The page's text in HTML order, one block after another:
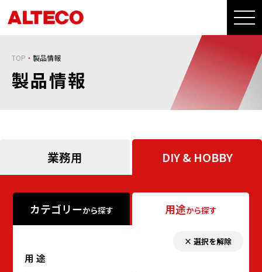
TOP 製品情報
製品情報
業務用 DIY & HOBBY
カテゴリーから探す 用途から探す
× 選択を解除
用 途